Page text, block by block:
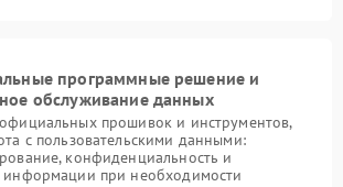
программные решение и
обслуживание данных
прошивок и инструментов,
с пользовательскими данными:
конфиденциальность и
информации при необходимости